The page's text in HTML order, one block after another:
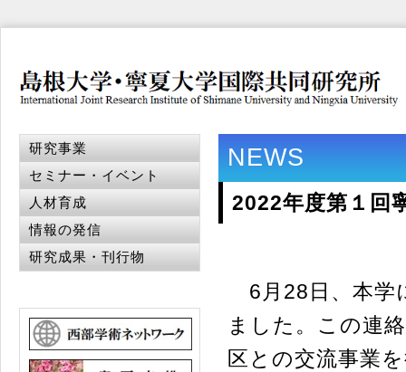
NEWS
2022年度第１回
6月28日、本学
ました。この連
区との交流事業
研究事業
セミナー・イベント
人材育成
情報の発信
研究成果・刊行物